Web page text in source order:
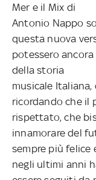
Mer e il Mix di
Antonio Nappo
questa nuova
potessero
della storia
musicale
ricordando che il
rispettato, che
innamorare del
sempre più
negli ultimi anni